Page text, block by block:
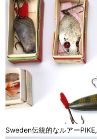
Sweden伝統的なルアーPIKE,